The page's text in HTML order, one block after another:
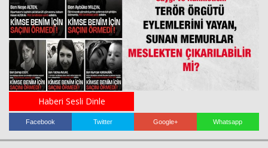
Haberi Sesli Dinle
Facebook Twitter Google+ Whatsapp
KÜNYE
İLETİŞİM
Haberin Doğru Adresi.